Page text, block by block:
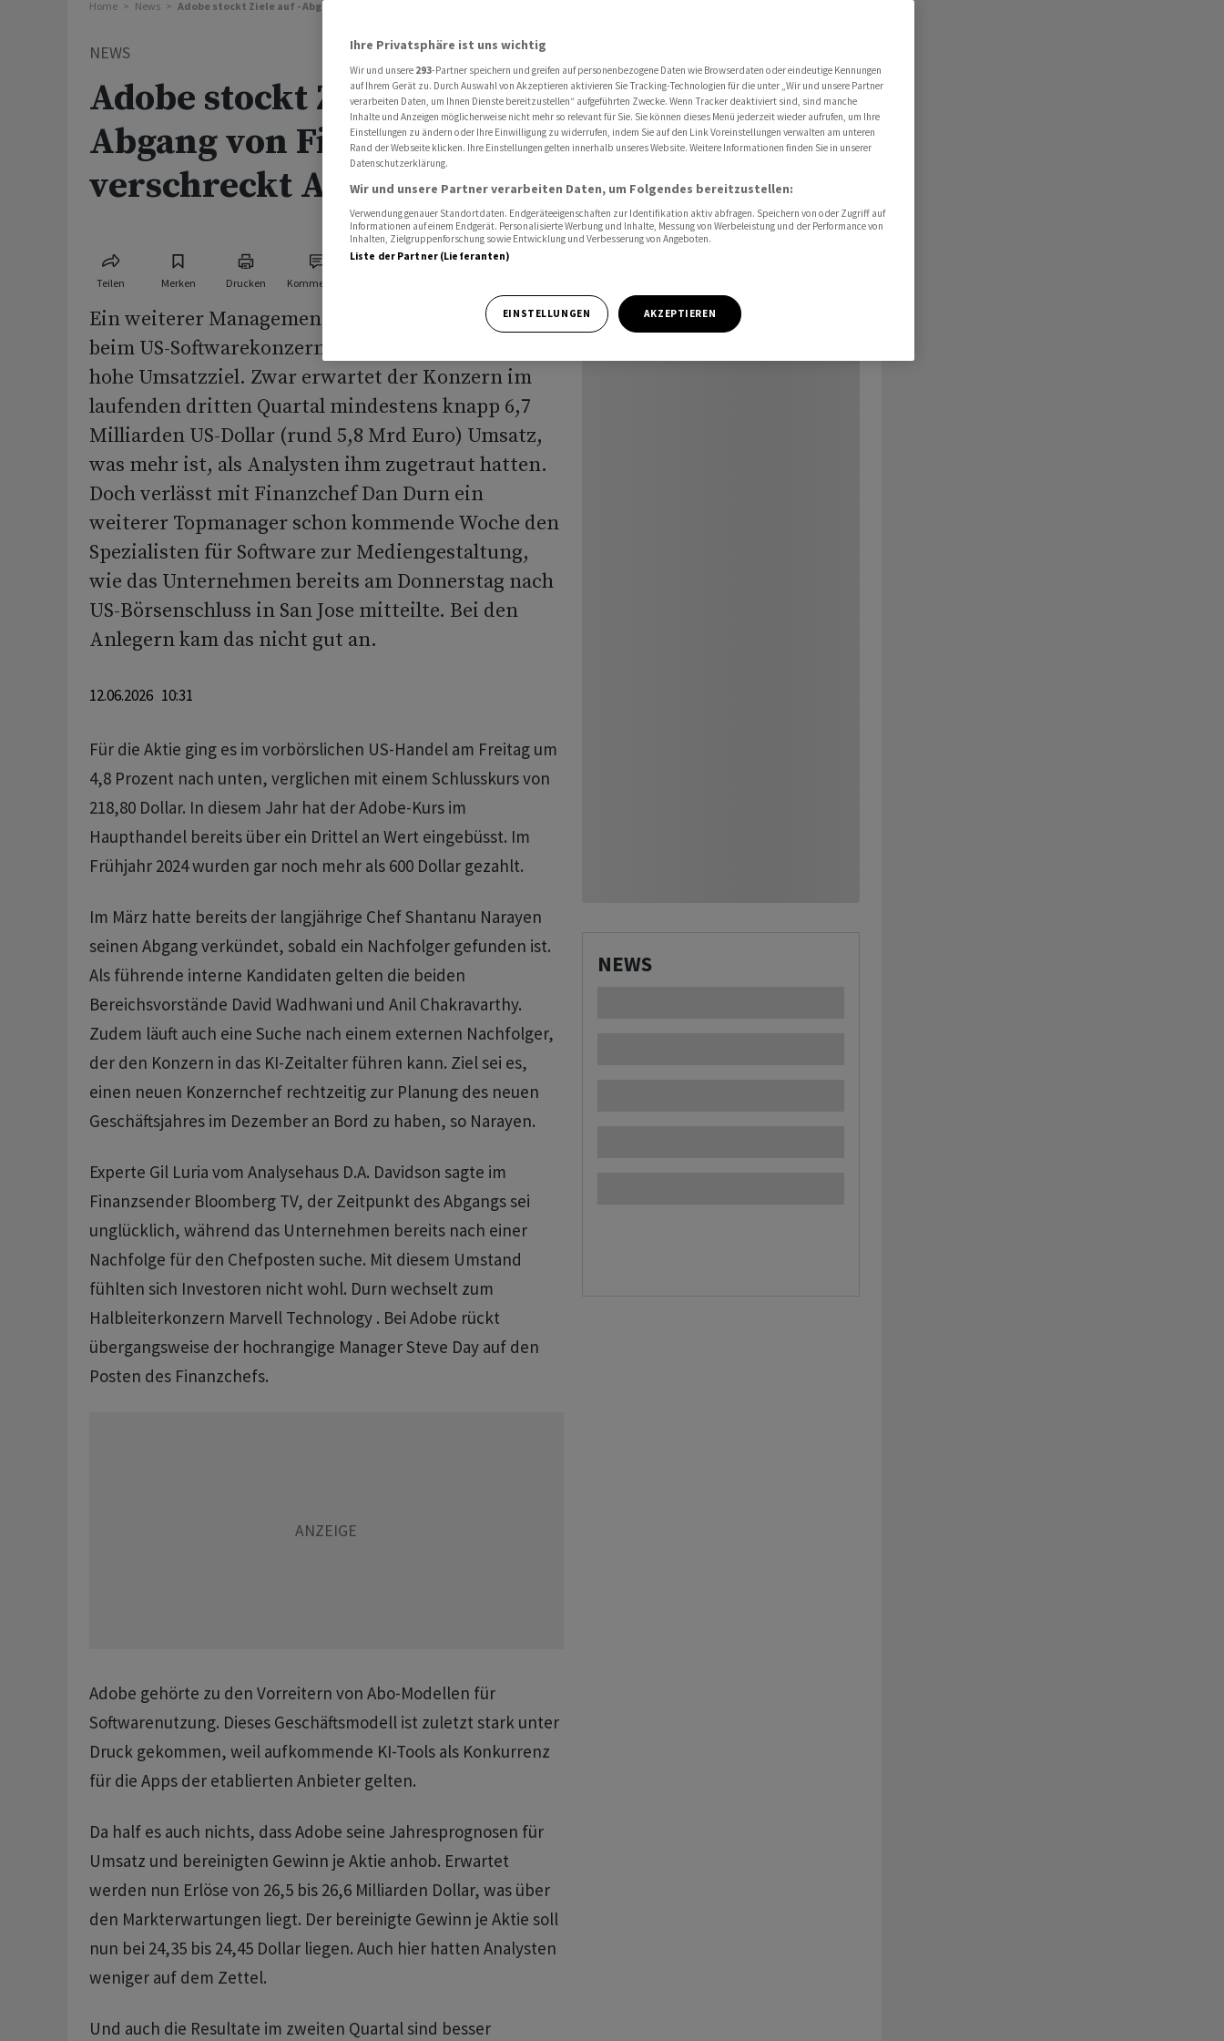
Home News Adobe stockt Ziele auf - Abgang von Finanzchef verschreckt Anleger
NEWS
Adobe stockt Ziele auf -
Abgang von Finanzchef
verschreckt Anleger
Teilen Merken Drucken Kommentare
Ein weiterer Managementwechsel überschattet
beim US-Softwarekonzern Adobe das unerwartet
hohe Umsatzziel. Zwar erwartet der Konzern im
laufenden dritten Quartal mindestens knapp 6,7
Milliarden US-Dollar (rund 5,8 Mrd Euro) Umsatz,
was mehr ist, als Analysten ihm zugetraut hatten.
Doch verlässt mit Finanzchef Dan Durn ein
weiterer Topmanager schon kommende Woche den
Spezialisten für Software zur Mediengestaltung,
wie das Unternehmen bereits am Donnerstag nach
US-Börsenschluss in San Jose mitteilte. Bei den
Anlegern kam das nicht gut an.
12.06.2026 10:31
Für die Aktie ging es im vorbörslichen US-Handel am Freitag um
4,8 Prozent nach unten, verglichen mit einem Schlusskurs von
218,80 Dollar. In diesem Jahr hat der Adobe-Kurs im
Haupthandel bereits über ein Drittel an Wert eingebüsst. Im
Frühjahr 2024 wurden gar noch mehr als 600 Dollar gezahlt.
Im März hatte bereits der langjährige Chef Shantanu Narayen
seinen Abgang verkündet, sobald ein Nachfolger gefunden ist.
Als führende interne Kandidaten gelten die beiden
Bereichsvorstände David Wadhwani und Anil Chakravarthy.
Zudem läuft auch eine Suche nach einem externen Nachfolger,
der den Konzern in das KI-Zeitalter führen kann. Ziel sei es,
einen neuen Konzernchef rechtzeitig zur Planung des neuen
Geschäftsjahres im Dezember an Bord zu haben, so Narayen.
Experte Gil Luria vom Analysehaus D.A. Davidson sagte im
Finanzsender Bloomberg TV, der Zeitpunkt des Abgangs sei
unglücklich, während das Unternehmen bereits nach einer
Nachfolge für den Chefposten suche. Mit diesem Umstand
fühlten sich Investoren nicht wohl. Durn wechselt zum
Halbleiterkonzern Marvell Technology . Bei Adobe rückt
übergangsweise der hochrangige Manager Steve Day auf den
Posten des Finanzchefs.
Adobe gehörte zu den Vorreitern von Abo-Modellen für
Softwarenutzung. Dieses Geschäftsmodell ist zuletzt stark unter
Druck gekommen, weil aufkommende KI-Tools als Konkurrenz
für die Apps der etablierten Anbieter gelten.
Da half es auch nichts, dass Adobe seine Jahresprognosen für
Umsatz und bereinigten Gewinn je Aktie anhob. Erwartet
werden nun Erlöse von 26,5 bis 26,6 Milliarden Dollar, was über
den Markterwartungen liegt. Der bereinigte Gewinn je Aktie soll
nun bei 24,35 bis 24,45 Dollar liegen. Auch hier hatten Analysten
weniger auf dem Zettel.
Und auch die Resultate im zweiten Quartal sind besser
NEWS
Ihre Privatsphäre ist uns wichtig
Wir und unsere 293-Partner speichern und greifen auf personenbezogene Daten wie Browserdaten oder eindeutige Kennungen
auf Ihrem Gerät zu. Durch Auswahl von Akzeptieren aktivieren Sie Tracking-Technologien für die unter „Wir und unsere Partner
verarbeiten Daten, um Ihnen Dienste bereitzustellen“ aufgeführten Zwecke. Wenn Tracker deaktiviert sind, sind manche
Inhalte und Anzeigen möglicherweise nicht mehr so relevant für Sie. Sie können dieses Menü jederzeit wieder aufrufen, um Ihre
Einstellungen zu ändern oder Ihre Einwilligung zu widerrufen, indem Sie auf den Link Voreinstellungen verwalten am unteren
Rand der Webseite klicken. Ihre Einstellungen gelten innerhalb unseres Website. Weitere Informationen finden Sie in unserer
Datenschutzerklärung.
Wir und unsere Partner verarbeiten Daten, um Folgendes bereitzustellen:
Verwendung genauer Standortdaten. Endgeräteeigenschaften zur Identifikation aktiv abfragen. Speichern von oder Zugriff auf
Informationen auf einem Endgerät. Personalisierte Werbung und Inhalte, Messung von Werbeleistung und der Performance von
Inhalten, Zielgruppenforschung sowie Entwicklung und Verbesserung von Angeboten.
Liste der Partner (Lieferanten)
EINSTELLUNGEN AKZEPTIEREN